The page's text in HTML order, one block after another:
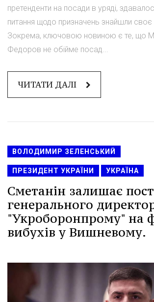
претенденти на посади в уряді,
питання щодо призначень знайшли своє
Зокрема, ключовою новиною є те, що
Федоров не обійме посад...
ЧИТАТИ ДАЛІ
ВОЛОДИМИР ЗЕЛЕНСЬКИЙ
ПРЕЗИДЕНТ УКРАЇНИ УКРАЇНА
Сметанін залишає пост
генерального
"Укроборонпрому" на
вибухів у Вишневому.